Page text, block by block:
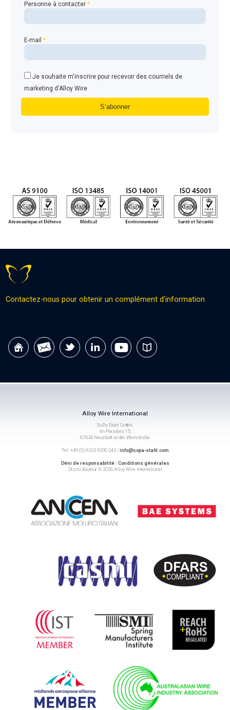
Personne à contacter*
E-mail*
Je souhaite m'inscrire pour recevoir des courriels de
marketing d'Alloy Wire
Contactez-nous pour obtenir un complément d’information
Alloy Wire International
SoPa Stahl GmbH,
Im Paradies 15,
67434 Neustadt an der Weinstraße
Tél: +49 (0) 6323 9290 243 | info@sopa-stahl.com
Déni de responsabilité| Conditions générales
Droits d’auteur © 2026 Alloy Wire International